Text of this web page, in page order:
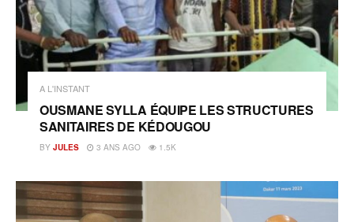
A L'INSTANT
OUSMANE SYLLA ÉQUIPE LES STRUCTURES
SANITAIRES DE KÉDOUGOU
BY JULES 3 ANS AGO 1.5K